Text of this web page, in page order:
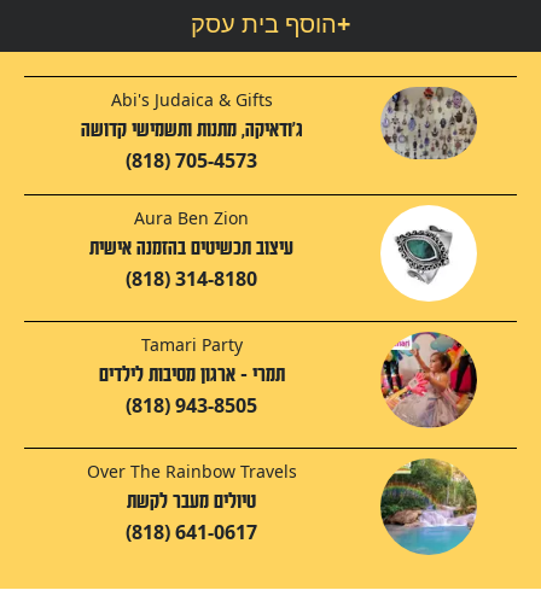
הוסף בית עסק+
Abi's Judaica & Gifts
ג'ודאיקה, מתנות ותשמישי קדושה
(818) 705-4573
Aura Ben Zion
עיצוב תכשיטים בהזמנה אישית
(818) 314-8180
Tamari Party
תמרי - ארגון מסיבות לילדים
(818) 943-8505
Over The Rainbow Travels
טיולים מעבר לקשת
(818) 641-0617